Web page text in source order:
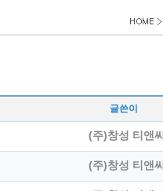
글쓴이
(주)창성 티앤씨
(주)창성 티앤씨